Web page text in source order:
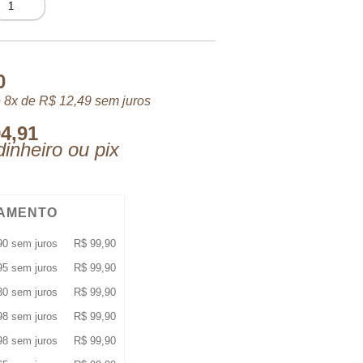
8x de R$12,49sem juros
ou pix
sem juros R$99,90
sem juros R$99,90
sem juros R$99,90
sem juros R$99,90
sem juros R$99,90